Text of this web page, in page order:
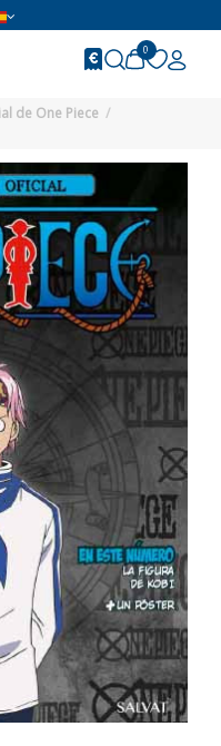
0
de One Piece